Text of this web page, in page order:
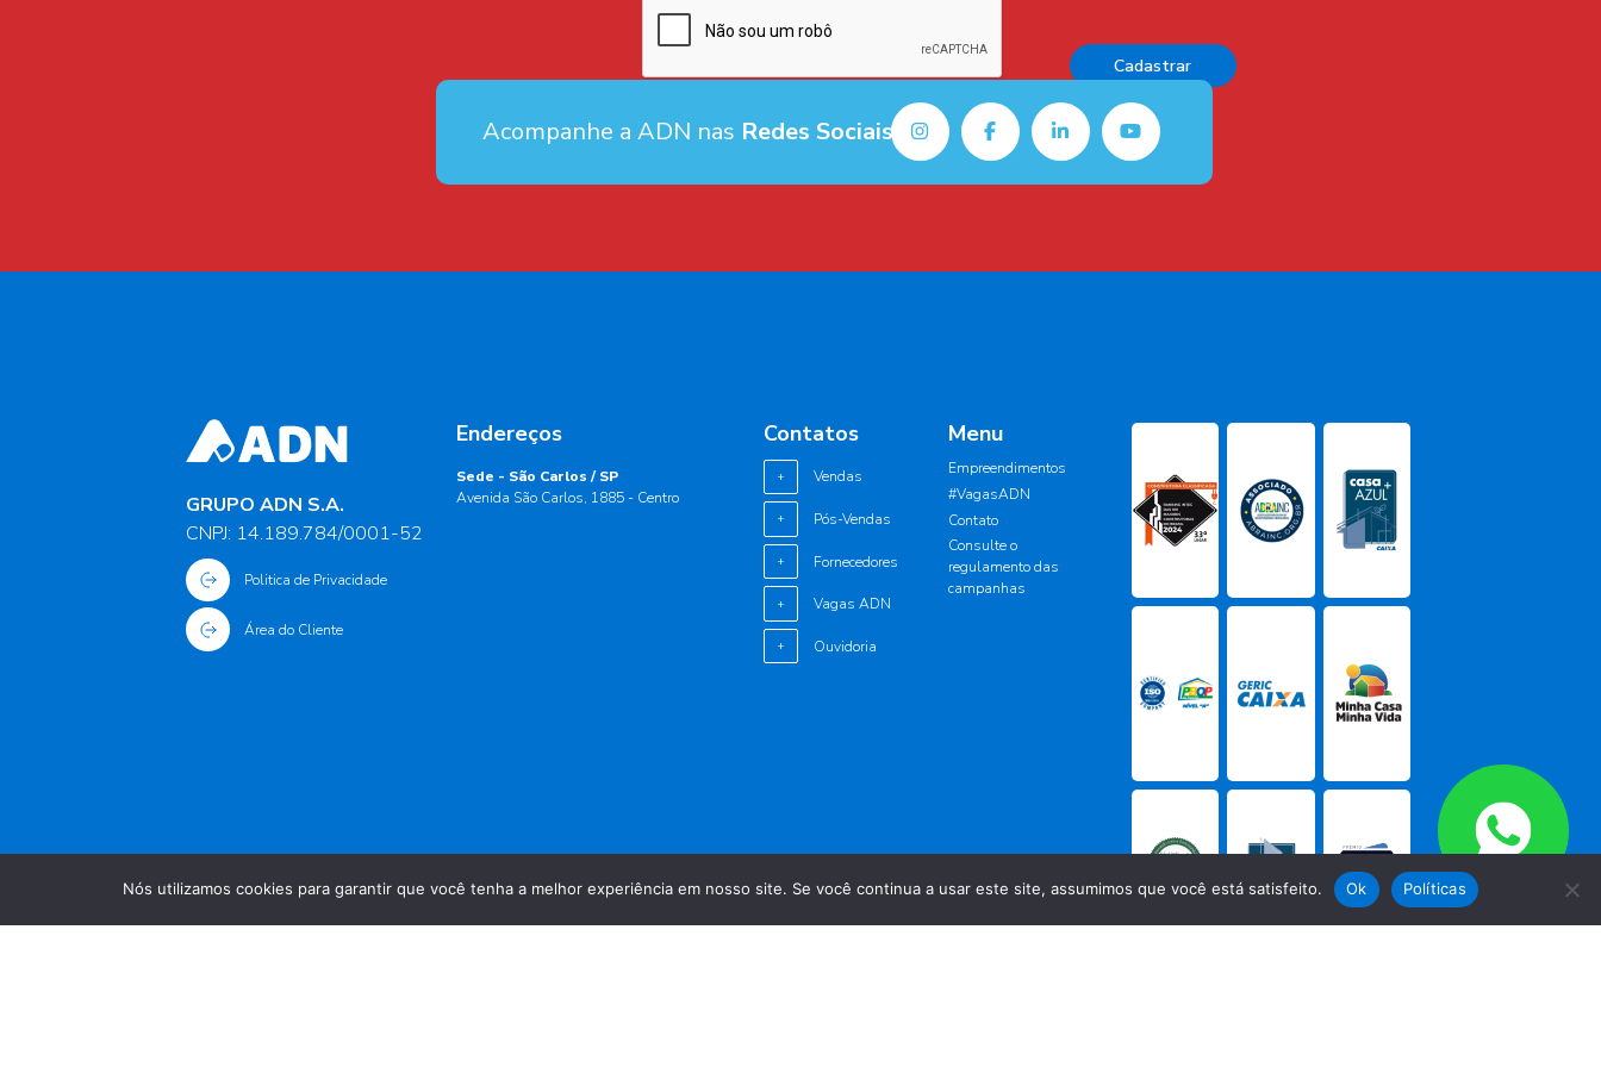
Acompanhe a ADN nas Redes Sociais
GRUPO ADN S.A.
CNPJ: 14.189.784/0001-52
Politica de Privacidade
Área do Cliente
Endereços
Sede - São Carlos / SP
Avenida São Carlos, 1885 - Centro
Contatos
+ Vendas
+ Pós-Vendas
+ Fornecedores
+ Vagas ADN
+ Ouvidoria
Menu
Empreendimentos
#VagasADN
Contato
Consulte o
regulamento das
campanhas
Nós utilizamos cookies para garantir que você tenha a melhor experiência em nosso site. Se você continua a usar este site, assumimos que você está satisfeito. Ok Políticas